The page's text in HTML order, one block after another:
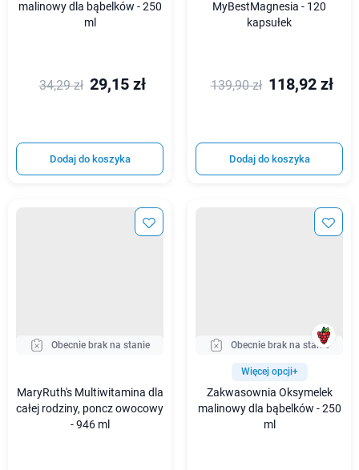
malinowy dla bąbelków - 250
ml
34,29 zł 29,15 zł
Dodaj do koszyka
MyBestMagnesia - 120
kapsułek
139,90 zł 118,92 zł
Dodaj do koszyka
Obecnie brak na stanie
MaryRuth's Multiwitamina dla
całej rodziny, poncz owocowy
- 946 ml
Obecnie brak na stanie
Więcej opcji+
Zakwasownia Oksymelek
malinowy dla bąbelków - 250
ml